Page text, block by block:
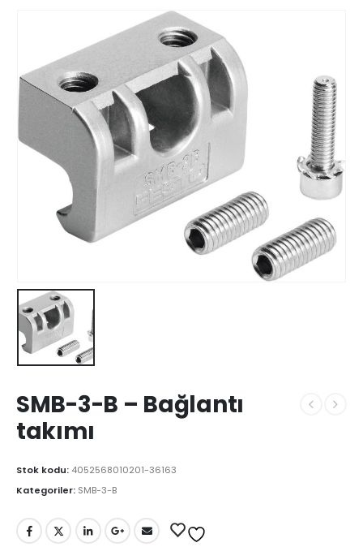
SMB-3-B – Bağlantı
takımı
Stok kodu: 4052568010201-36163
Kategoriler: SMB-3-B